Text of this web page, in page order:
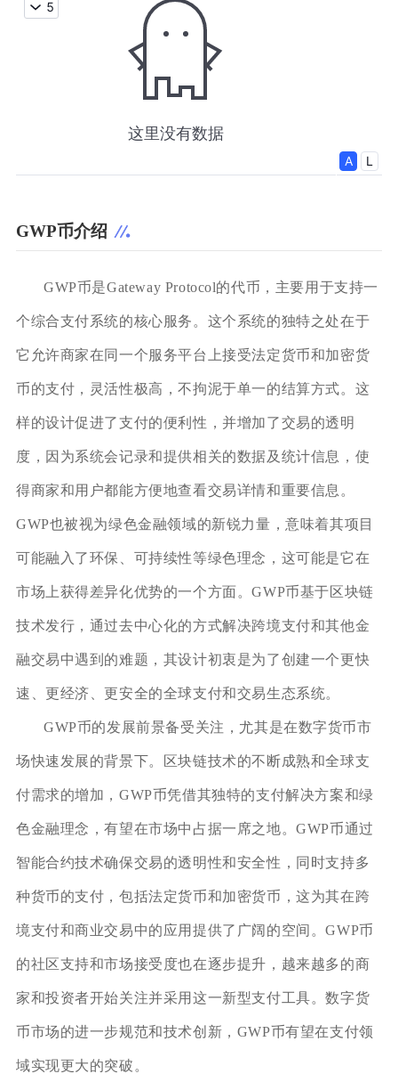
GWP币介绍
GWP币是Gateway Protocol的代币，主要用于支持一
个综合支付系统的核心服务。这个系统的独特之处在于
它允许商家在同一个服务平台上接受法定货币和加密货
币的支付，灵活性极高，不拘泥于单一的结算方式。这
样的设计促进了支付的便利性，并增加了交易的透明
度，因为系统会记录和提供相关的数据及统计信息，使
得商家和用户都能方便地查看交易详情和重要信息。
GWP也被视为绿色金融领域的新锐力量，意味着其项目
可能融入了环保、可持续性等绿色理念，这可能是它在
市场上获得差异化优势的一个方面。GWP币基于区块链
技术发行，通过去中心化的方式解决跨境支付和其他金
融交易中遇到的难题，其设计初衷是为了创建一个更快
速、更经济、更安全的全球支付和交易生态系统。
GWP币的发展前景备受关注，尤其是在数字货币市
场快速发展的背景下。区块链技术的不断成熟和全球支
付需求的增加，GWP币凭借其独特的支付解决方案和绿
色金融理念，有望在市场中占据一席之地。GWP币通过
智能合约技术确保交易的透明性和安全性，同时支持多
种货币的支付，包括法定货币和加密货币，这为其在跨
境支付和商业交易中的应用提供了广阔的空间。GWP币
的社区支持和市场接受度也在逐步提升，越来越多的商
家和投资者开始关注并采用这一新型支付工具。数字货
币市场的进一步规范和技术创新，GWP币有望在支付领
域实现更大的突破。